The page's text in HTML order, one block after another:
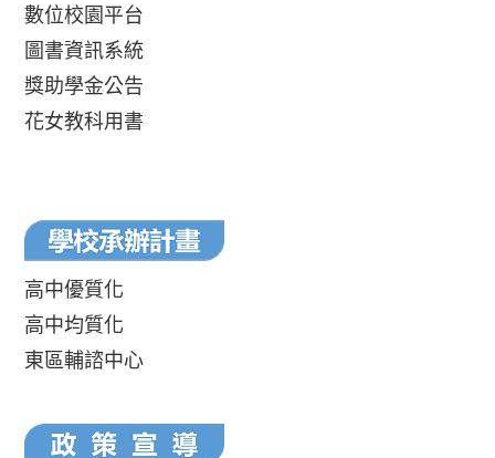
數位校園平台
圖書資訊系統
獎助學金公告
花女教科用書
高中優質化
高中均質化
東區輔諮中心